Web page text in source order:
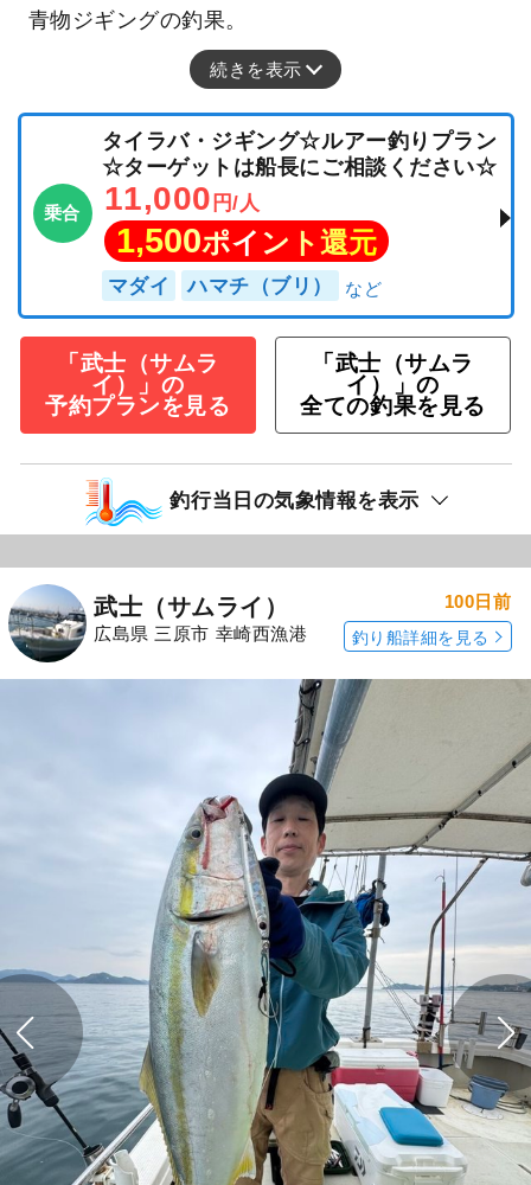
青物ジギングの釣果。
続きを表示
乗合
タイラバ・ジギング☆ルアー釣りプラン
☆ターゲットは船長にご相談ください☆
11,000 円/人
1,500ポイント還元
マダイ ハマチ（ブリ）
「武士（サムラ
イ）」の
予約プランを見る
「武士（サムラ
イ）」の
全ての釣果を見る
釣行当日の気象情報を表示
武士（サムライ）
広島県 三原市 幸崎西漁港
100日前
釣り船詳細を見る